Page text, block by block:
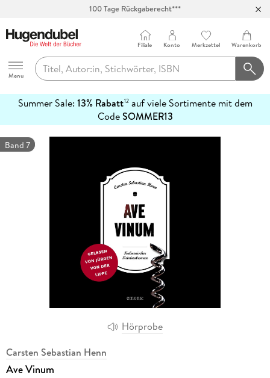
100 Tage Rückgaberecht***
Hugendubel
Menu
Filiale Konto Merkzettel Warenkorb
Summer Sale: 13% Rabatt12auf viele Sortimente mit dem
CodeSOMMER13
erfahren
Hörprobe
Band 7
Carsten Sebastian Henn
Ave Vinum